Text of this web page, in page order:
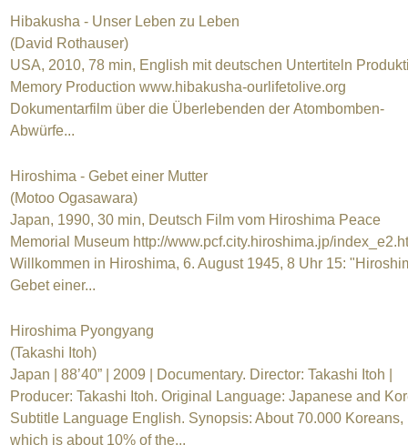
Hibakusha - Unser Leben zu Leben
(David Rothauser)
USA, 2010, 78 min, English mit deutschen Untertiteln
Memory Production www.hibakusha-ourlifetolive.org
Dokumentarfilm über die Überlebenden der Atombomben-
Abwürfe...
Hiroshima - Gebet einer Mutter
(Motoo Ogasawara)
Japan, 1990, 30 min, Deutsch Film vom Hiroshima Peace
Memorial Museum http://www.pcf.city.hiroshima.jp/
Willkommen in Hiroshima, 6. August 1945, 8 Uhr 15:
Gebet einer...
Hiroshima Pyongyang
(Takashi Itoh)
Japan | 88’40” | 2009 | Documentary. Director: Takashi Itoh |
Producer: Takashi Itoh. Original Language: Japanese and
Subtitle Language English. Synopsis: About 70.000 Koreans,
which is about 10% of the...